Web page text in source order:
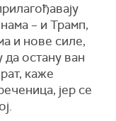
– и Трамп,
и нове силе,
остану ван
каже
јер се